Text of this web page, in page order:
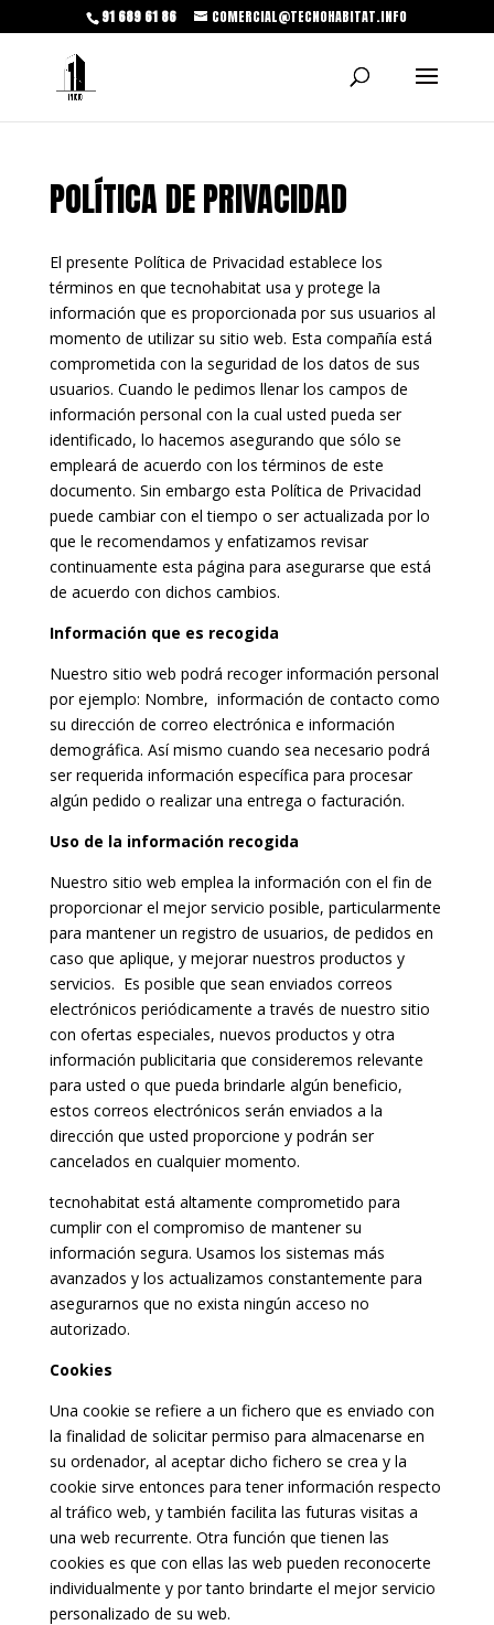
91 689 61 86 COMERCIAL@TECNOHABITAT.INFO
POLÍTICA DE PRIVACIDAD
El presente Política de Privacidad establece los
términos en que tecnohabitat usa y protege la
información que es proporcionada por sus usuarios al
momento de utilizar su sitio web. Esta compañía está
comprometida con la seguridad de los datos de sus
usuarios. Cuando le pedimos llenar los campos de
información personal con la cual usted pueda ser
identificado, lo hacemos asegurando que sólo se
empleará de acuerdo con los términos de este
documento. Sin embargo esta Política de Privacidad
puede cambiar con el tiempo o ser actualizada por lo
que le recomendamos y enfatizamos revisar
continuamente esta página para asegurarse que está
de acuerdo con dichos cambios.
Información que es recogida
Nuestro sitio web podrá recoger información personal
por ejemplo: Nombre, información de contacto como
su dirección de correo electrónica e información
demográfica. Así mismo cuando sea necesario podrá
ser requerida información específica para procesar
algún pedido o realizar una entrega o facturación.
Uso de la información recogida
Nuestro sitio web emplea la información con el fin de
proporcionar el mejor servicio posible, particularmente
para mantener un registro de usuarios, de pedidos en
caso que aplique, y mejorar nuestros productos y
servicios. Es posible que sean enviados correos
electrónicos periódicamente a través de nuestro sitio
con ofertas especiales, nuevos productos y otra
información publicitaria que consideremos relevante
para usted o que pueda brindarle algún beneficio,
estos correos electrónicos serán enviados a la
dirección que usted proporcione y podrán ser
cancelados en cualquier momento.
tecnohabitat está altamente comprometido para
cumplir con el compromiso de mantener su
información segura. Usamos los sistemas más
avanzados y los actualizamos constantemente para
asegurarnos que no exista ningún acceso no
autorizado.
Cookies
Una cookie se refiere a un fichero que es enviado con
la finalidad de solicitar permiso para almacenarse en
su ordenador, al aceptar dicho fichero se crea y la
cookie sirve entonces para tener información respecto
al tráfico web, y también facilita las futuras visitas a
una web recurrente. Otra función que tienen las
cookies es que con ellas las web pueden reconocerte
individualmente y por tanto brindarte el mejor servicio
personalizado de su web.